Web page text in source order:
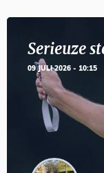
Serieuze
09 JULI 2026 - 10:15